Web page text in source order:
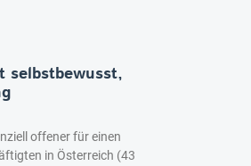
selbstbewusst,
offener für einen
in Österreich (43